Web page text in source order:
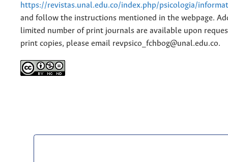
https://revistas.unal.edu.co/index.php/psicologia/
and follow the instructions mentioned in the webpage.
limited number of print journals are available upon
print copies, please email revpsico_fchbog@unal.edu.co.